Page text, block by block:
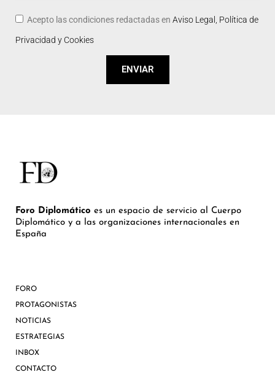
Acepto las condiciones redactadas en Aviso Legal, Política de
Privacidad y Cookies
ENVIAR
Foro Diplomático es un espacio de servicio al Cuerpo
Diplomático y a las organizaciones internacionales en
España
FORO
PROTAGONISTAS
NOTICIAS
ESTRATEGIAS
INBOX
CONTACTO